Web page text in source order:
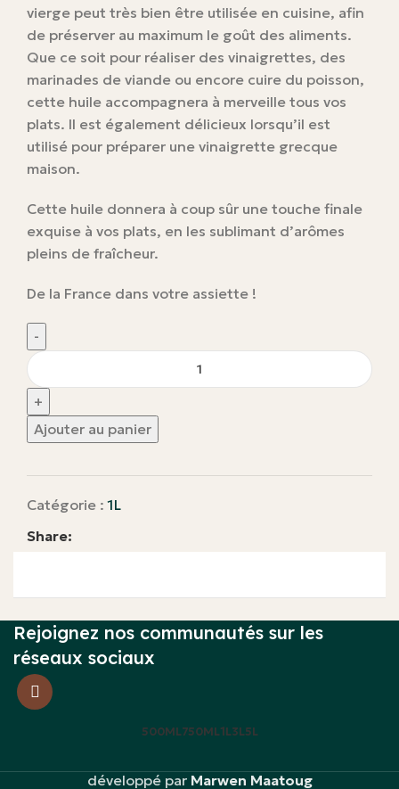
vierge peut très bien être utilisée en cuisine, afin
de préserver au maximum le goût des aliments.
Que ce soit pour réaliser des vinaigrettes, des
marinades de viande ou encore cuire du poisson,
cette huile accompagnera à merveille tous vos
plats. Il est également délicieux lorsqu’il est
utilisé pour préparer une vinaigrette grecque
maison.
Cette huile donnera à coup sûr une touche finale
exquise à vos plats, en les sublimant d’arômes
pleins de fraîcheur.
De la France dans votre assiette !
Ajouter au panier
Catégorie : 1L
Share:
Rejoignez nos communautés sur les
réseaux sociaux
500ML750ML1L3L5L
développé par Marwen Maatoug